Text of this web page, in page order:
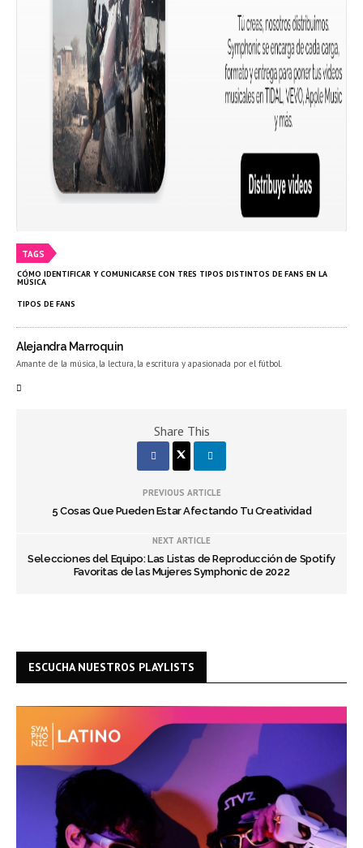
TAGS
CÓMO IDENTIFICAR Y COMUNICARSE CON TRES TIPOS DISTINTOS DE FANS EN LA
MÚSICA
TIPOS DE FANS
Alejandra Marroquin
Amante de la música, la lectura, la escritura y apasionada por el fútbol.
Share This
PREVIOUS ARTICLE
5 Cosas Que Pueden Estar Afectando Tu Creatividad
NEXT ARTICLE
Selecciones del Equipo: Las Listas de Reproducción de Spotify
Favoritas de las Mujeres Symphonic de 2022
ESCUCHA NUESTROS PLAYLISTS